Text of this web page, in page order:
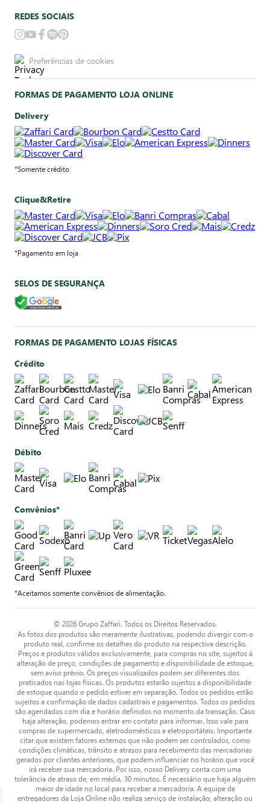
REDES SOCIAIS
Preferências de cookies
FORMAS DE PAGAMENTO LOJA ONLINE
Delivery
*Somente crédito
Clique&Retire
*Pagamento em loja
SELOS DE SEGURANÇA
FORMAS DE PAGAMENTO LOJAS FÍSICAS
Crédito
Débito
Convênios*
*Aceitamos somente convênios de alimentação.
© 2026 Grupo Zaffari. Todos os Direitos Reservados.
As fotos dos produtos são meramente ilustrativas, podendo divergir com o
produto real, confirme os detalhes do produto na respectiva descrição.
Preços e produtos válidos exclusivamente, para compras no site, sujeitos à
alteração de preço, condições de pagamento e disponibilidade de estoque,
sem aviso prévio. Os preços visualizados podem ser diferentes dos
praticados nas lojas físicas. Os produtos estarão sujeitos a disponibilidade
de estoque quando o pedido estiver em separação. Todos os pedidos estão
sujeitos a confirmação de dados cadastrais e pagamentos. Todos os pedidos
são agendados com dia e horário definidos no momento da transação. Caso
haja alteração, podemos entrar em contato para informar. Isso vale para
compras de supermercado, eletrodomésticos e eletroportáteis. Importante
citar que existem fatores externos que não podem ser controlados, como
condições climáticas, trânsito e atrasos para recebimento das mercadorias
gerados por clientes anteriores, que podem influenciar no horário que você
irá receber sua mercadoria. Por isso, nosso Delivery conta com uma
tolerância de atraso de, em média, 30 minutos. É necessário que haja alguém
maior de idade no local para receber a mercadoria. A equipe de
entregadores da Loja Online não realiza serviço de instalação, alteração ou